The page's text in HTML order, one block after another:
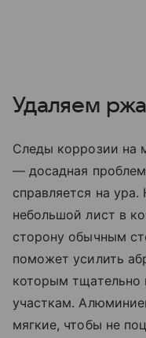
Удаляем
Следы коррозии на
— досадная
справляется на
небольшой лист в
сторону обычным
поможет усилить
которым
участкам.
мягкие, чтобы не